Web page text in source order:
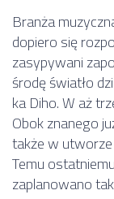
Branża
dopiero się
zasypywani
środę światło
ka Diho. W aż
Obok znanego
także w utworze
Temu
zaplanowano